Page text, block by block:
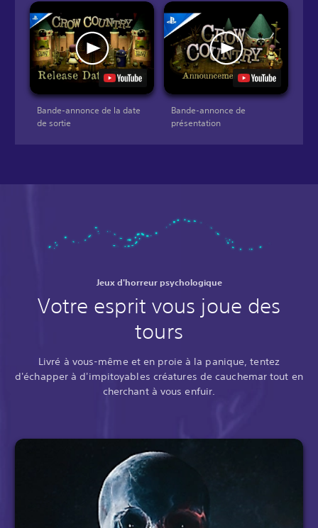
Bande-annonce de la date
de sortie
Bande-annonce de
présentation
Jeux d'horreur psychologique
Votre esprit vous joue des
tours
Livré à vous-même et en proie à la panique, tentez
d'échapper à d'impitoyables créatures de cauchemar tout en
cherchant à vous enfuir.